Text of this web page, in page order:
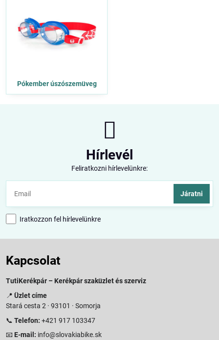
Pókember úszószemüveg
Hírlevél
Feliratkozni hírlevelünkre:
Járatni
Iratkozzon fel hírlevelünkre
Kapcsolat
TutiKerékpár – Kerékpár szaküzlet és szerviz
📍 Üzlet címe
Stará cesta 2 · 93101 · Somorja
📞 Telefon: +421 917 103347
📧 E-mail: info@slovakiabike.sk